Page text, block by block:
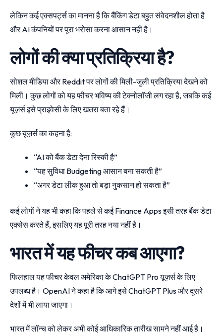
लेकिन कई एक्सपर्ट्स का मानना है कि बैंकिंग डेटा बहुत संवेदनशील होता है
और AI कंपनियों पर पूरा भरोसा करना आसान नहीं है।
लोगों की क्या प्रतिक्रिया है?
सोशल मीडिया और Reddit पर लोगों की मिली-जुली प्रतिक्रिया देखने को
मिली। कुछ लोगों को यह फीचर भविष्य की टेक्नोलॉजी लग रहा है, जबकि कई
यूज़र्स इसे प्राइवेसी के लिए खतरा बता रहे हैं।
कुछ यूज़र्स का कहना है:
“AI को बैंक डेटा देना रिस्की है”
“यह सुविधा Budgeting आसान बना सकती है”
“अगर डेटा लीक हुआ तो बड़ा नुकसान हो सकता है”
कई लोगों ने यह भी कहा कि पहले से कई Finance Apps इसी तरह बैंक डेटा
एक्सेस करते हैं, इसलिए यह पूरी तरह नया नहीं है।
भारत में यह फीचर कब आएगा?
फिलहाल यह फीचर केवल अमेरिका के ChatGPT Pro यूज़र्स के लिए
उपलब्ध है। OpenAI ने कहा है कि आगे इसे ChatGPT Plus और दूसरे
देशों में भी लाया जाएगा।
भारत में लॉन्च को लेकर अभी कोई आधिकारिक तारीख सामने नहीं आई है।